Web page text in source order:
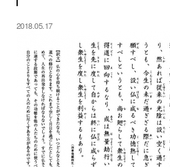
2018.05.17